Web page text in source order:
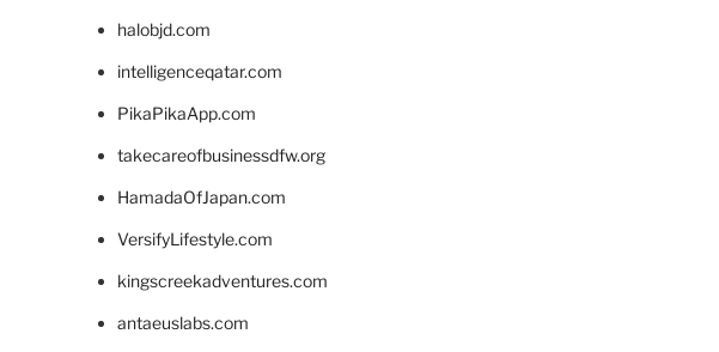
halobjd.com
intelligenceqatar.com
PikaPikaApp.com
takecareofbusinessdfw.org
HamadaOfJapan.com
VersifyLifestyle.com
kingscreekadventures.com
antaeuslabs.com